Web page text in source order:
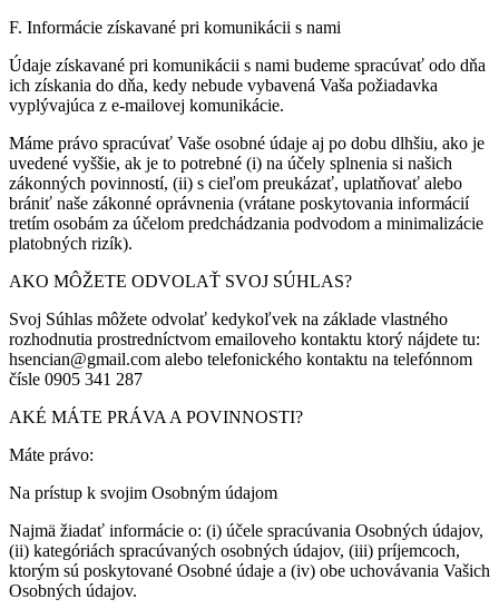
F. Informácie získavané pri komunikácii s nami
Údaje získavané pri komunikácii s nami budeme spracúvať odo dňa
ich získania do dňa, kedy nebude vybavená Vaša požiadavka
vyplývajúca z e-mailovej komunikácie.
Máme právo spracúvať Vaše osobné údaje aj po dobu dlhšiu, ako je
uvedené vyššie, ak je to potrebné (i) na účely splnenia si našich
zákonných povinností, (ii) s cieľom preukázať, uplatňovať alebo
brániť naše zákonné oprávnenia (vrátane poskytovania informácií
tretím osobám za účelom predchádzania podvodom a minimalizácie
platobných rizík).
AKO MÔŽETE ODVOLAŤ SVOJ SÚHLAS?
Svoj Súhlas môžete odvolať kedykoľvek na základe vlastného
rozhodnutia prostredníctvom emailoveho kontaktu ktorý nájdete tu:
hsencian@gmail.com alebo telefonického kontaktu na telefónnom
čísle 0905 341 287
AKÉ MÁTE PRÁVA A POVINNOSTI?
Máte právo:
Na prístup k svojim Osobným údajom
Najmä žiadať informácie o: (i) účele spracúvania Osobných údajov,
(ii) kategóriách spracúvaných osobných údajov, (iii) príjemcoch,
ktorým sú poskytované Osobné údaje a (iv) obe uchovávania Vašich
Osobných údajov.